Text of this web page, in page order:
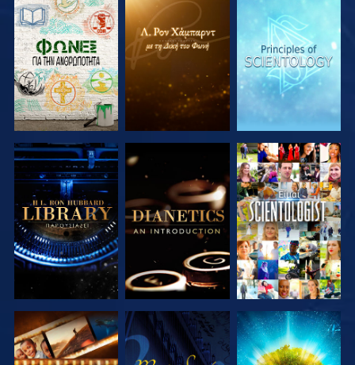
ΕΞΕΡΕΥΝΗΣΤΕ
ΤΗ ΣΕΙΡΑ
ΕΞΕΡΕΥΝΗΣΤΕ
ΤΗ ΣΕΙΡΑ
ΕΞΕΡΕΥΝΗΣΤΕ
ΤΗ ΣΕΙΡΑ
ΕΞΕΡΕΥΝΗΣΤΕ
ΤΗ ΣΕΙΡΑ
ΕΞΕΡΕΥΝΗΣΤΕ
ΤΗ ΣΕΙΡΑ
ΠΑΡΑΚΟΛΟΥΘΗΣΤΕ
ΕΞΕΡΕΥΝΗΣΤΕ
ΠΑΡΑΚΟΛΟΥΘΗΣΤΕ
ΕΞΕΡΕΥΝΗΣΤΕ